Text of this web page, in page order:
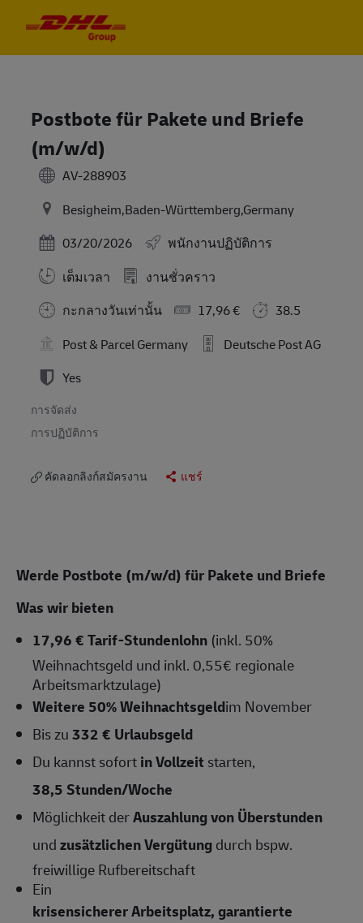
Postbote für Pakete und Briefe
(m/w/d)
AV-288903
Besigheim,Baden-Württemberg,Germany
Posted Date
03/20/2026
พนักงานปฏิบัติการ
เต็มเวลา
งานชั่วคราว
กะกลางวันเท่านั้น
17,96 €
38.5
Post & Parcel Germany
Deutsche Post AG
Yes
การจัดส่ง
การปฏิบัติการ
คัดลอกลิงก์สมัครงาน แชร์
Werde Postbote (m/w/d) für Pakete und Briefe
Was wir bieten
17,96 € Tarif-Stundenlohn (inkl. 50%
Weihnachtsgeld und inkl. 0,55€ regionale
Arbeitsmarktzulage)
Weitere 50% Weihnachtsgeldim November
Bis zu332 € Urlaubsgeld
Du kannst sofortin Vollzeit starten,
38,5 Stunden/Woche
Möglichkeit derAuszahlung von Überstunden
undzusätzlichen Vergütungdurch bspw.
freiwillige Rufbereitschaft
Ein
krisensicherer Arbeitsplatz, garantierte